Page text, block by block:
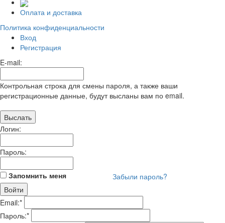
Оплата и доставка
Политика конфиденциальности
Вход
Регистрация
E-mail:
Контрольная строка для смены пароля, а также ваши
регистрационные данные, будут высланы вам по email.
Логин:
Пароль:
Запомнить меня Забыли пароль?
Email:*
Пароль:*